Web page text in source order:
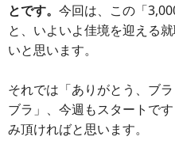
とです。 今回は、この「
と、いよいよ佳境を迎える
いと思います。
それでは「ありがとう、ブ
ブラ」、今週もスタートで
み頂ければと思います。